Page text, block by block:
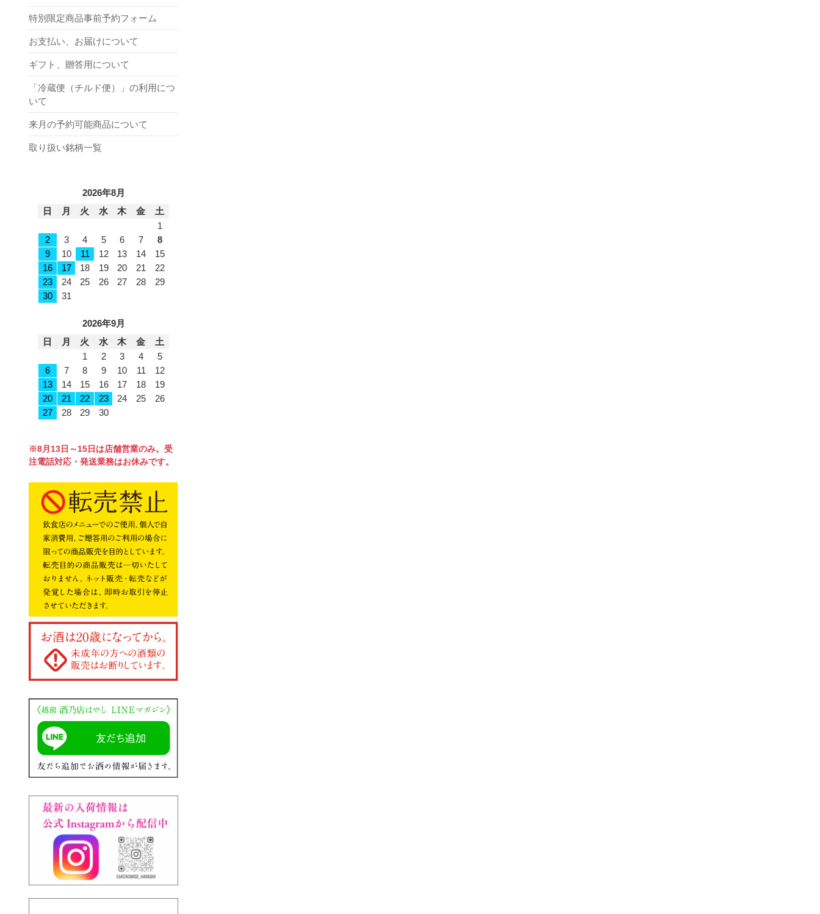
特別限定商品事前予約フォーム
お支払い、お届けについて
ギフト、贈答用について
「冷蔵便（チルド便）」の利用につ
いて
来月の予約可能商品について
取り扱い銘柄一覧
2026年8月
日
月 火 水 木 金
土
1
2
3 4 5 6 7
8
9
10 11 12 13 14
15
16
17 18 19 20 21
22
23
24 25 26 27 28
29
30
31
2026年9月
日
月 火 水 木 金
土
1
2 3 4
5
6
7 8 9 10 11
12
13
14 15 16 17 18
19
20
21 22 23 24 25
26
27
28 29 30
※8月13日～15日は店舗営業のみ。受
注電話対応・発送業務はお休みです。